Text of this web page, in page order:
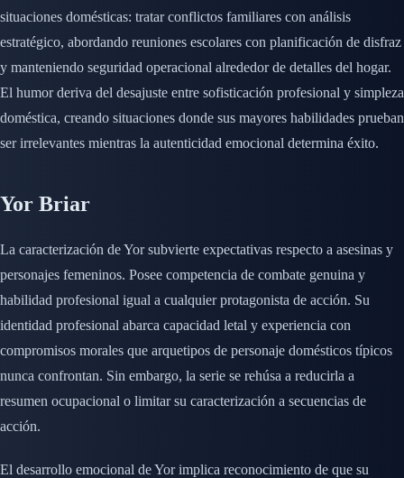
situaciones domésticas: tratar conflictos familiares con análisis
estratégico, abordando reuniones escolares con planificación de disfraz
y manteniendo seguridad operacional alrededor de detalles del hogar.
El humor deriva del desajuste entre sofisticación profesional y simpleza
doméstica, creando situaciones donde sus mayores habilidades prueban
ser irrelevantes mientras la autenticidad emocional determina éxito.
Yor Briar
La caracterización de Yor subvierte expectativas respecto a asesinas y
personajes femeninos. Posee competencia de combate genuina y
habilidad profesional igual a cualquier protagonista de acción. Su
identidad profesional abarca capacidad letal y experiencia con
compromisos morales que arquetipos de personaje domésticos típicos
nunca confrontan. Sin embargo, la serie se rehúsa a reducirla a
resumen ocupacional o limitar su caracterización a secuencias de
acción.
El desarrollo emocional de Yor implica reconocimiento de que su